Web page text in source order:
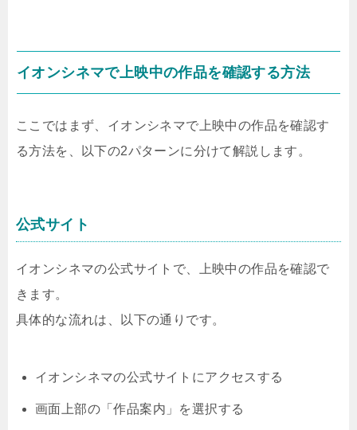
イオンシネマで上映中の作品を確認する方法
ここではまず、イオンシネマで上映中の作品を確認す
る方法を、以下の2パターンに分けて解説します。
公式サイト
イオンシネマの公式サイトで、上映中の作品を確認で
きます。
具体的な流れは、以下の通りです。
イオンシネマの公式サイトにアクセスする
画面上部の「作品案内」を選択する